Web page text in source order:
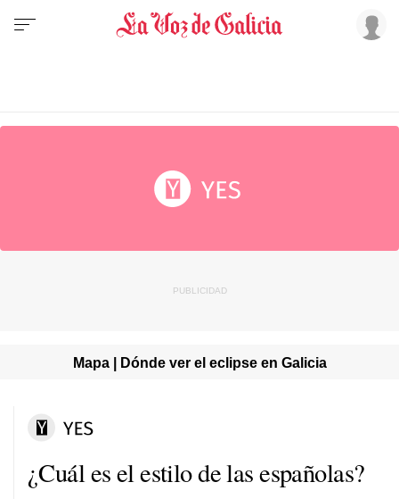
Mapa | Dónde ver el eclipse en Galicia
¿Cuál es el estilo de las españolas?